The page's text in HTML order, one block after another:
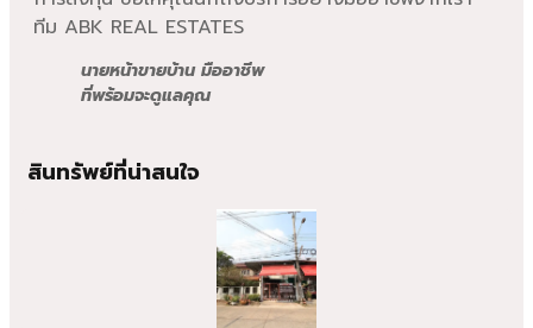
ทีม ABK REAL ESTATES
นายหน้าขายบ้าน มืออาชีพ
ที่พร้อมจะดูแลคุณ
สินทรัพย์ที่น่าสนใจ